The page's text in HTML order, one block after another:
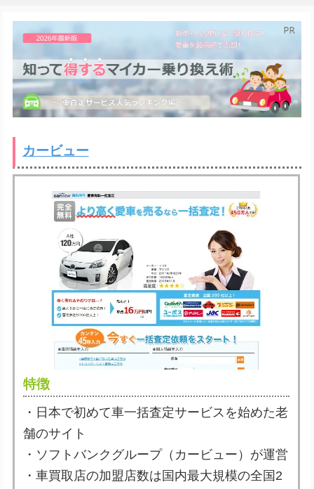
カービュー
特徴
・日本で初めて車一括査定サービスを始めた老
舗のサイト
・ソフトバンクグループ（カービュー）が運営
・車買取店の加盟店数は国内最大規模の全国2